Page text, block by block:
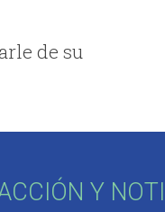
de su
Y